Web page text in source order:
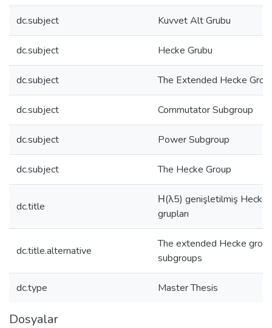
dc.subject Kuvvet Alt Grubu
dc.subject Hecke Grubu
dc.subject The Extended Hecke
dc.subject Commutator Subgroup
dc.subject Power Subgroup
dc.subject The Hecke Group
dc.title
Η(λ5) genişletilmiş Hecke
grupları
dc.title.alternative
The extended Hecke
subgroups
dc.type Master Thesis
Dosyalar